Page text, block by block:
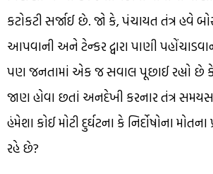
કટોકટી સર્જાઈ છે. જો કે, પંચાયત તંત્ર હવે
આપવાની અને ટેન્કર દ્વારા પાણી
પણ જનતામાં એક જ સવાલ પૂછાઈ રહ્યો છે
જાણ હોવા છતાં અનદેખી કરનાર તંત્ર
હંમેશા કોઈ મોટી દુર્ઘટના કે નિર્દોષોના મોતના
રહે છે?